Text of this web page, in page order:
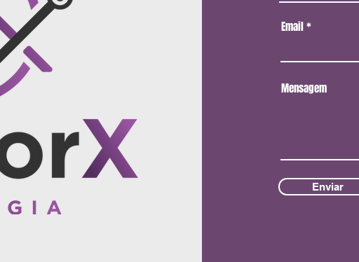
Email
Mensagem
Enviar